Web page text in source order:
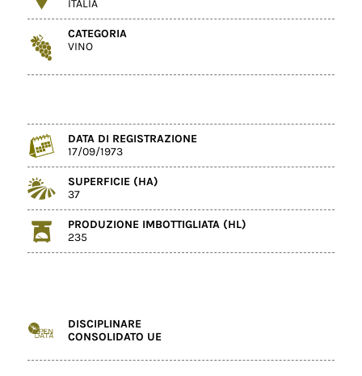
ITALIA
CATEGORIA
VINO
DATA DI REGISTRAZIONE
17/09/1973
SUPERFICIE (HA)
37
PRODUZIONE IMBOTTIGLIATA (HL)
235
DISCIPLINARE
CONSOLIDATO UE